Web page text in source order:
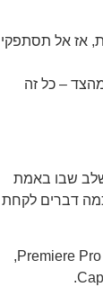
אז אל תסתפקי
– כל זה
שבו באמת
דברים לקחת
– קפטן מקצועי יכול להשתמש בתוכנות כמו Premiere Pro,